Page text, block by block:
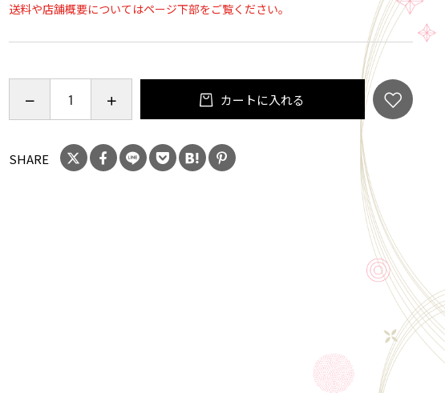
【Twitter】https://twitter.com/momobutaboo
【HP】https://kobuta-nia-momoboo.amebaownd.com
扇子仕様：7.5寸45間（約22.5cm、骨数45本） 大短地両面紙貼 香
扇子袋付き
セット内容：専用ケースに扇子本体・扇子袋・花ことばポエム入
送料や店舗概要についてはページ下部をご覧ください。
カートに入れる
SHARE